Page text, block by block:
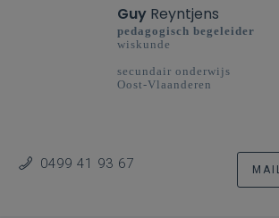
Guy Reyntjens
pedagogisch begeleider
wiskunde
secundair onderwijs
Oost-Vlaanderen
0499 41 93 67 MAIL